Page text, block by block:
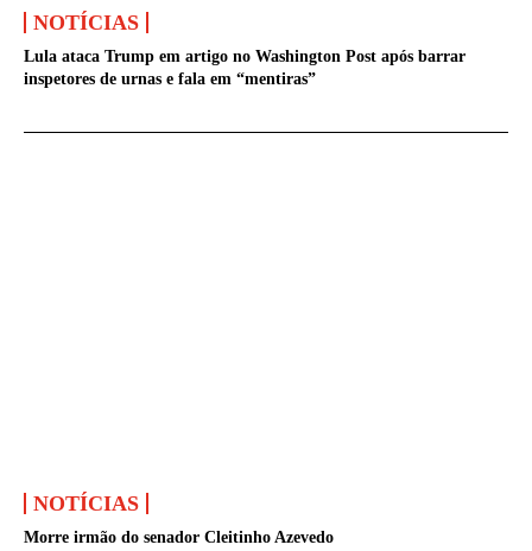
NOTÍCIAS
Lula ataca Trump em artigo no Washington Post após barrar
inspetores de urnas e fala em “mentiras”
NOTÍCIAS
Morre irmão do senador Cleitinho Azevedo